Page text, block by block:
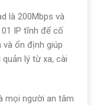
là 200Mbps và
IP tĩnh để cố
ổn định giúp
lý từ xa, cài
mọi người an tâm